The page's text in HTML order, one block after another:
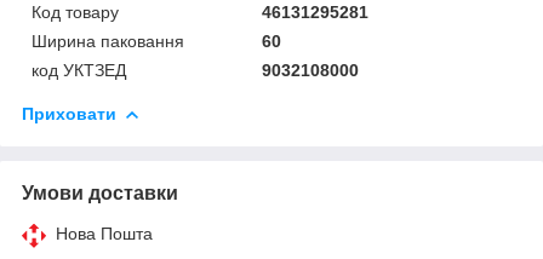
Код товару
46131295281
Ширина паковання
60
код УКТЗЕД
9032108000
Приховати
Умови доставки
Нова Пошта